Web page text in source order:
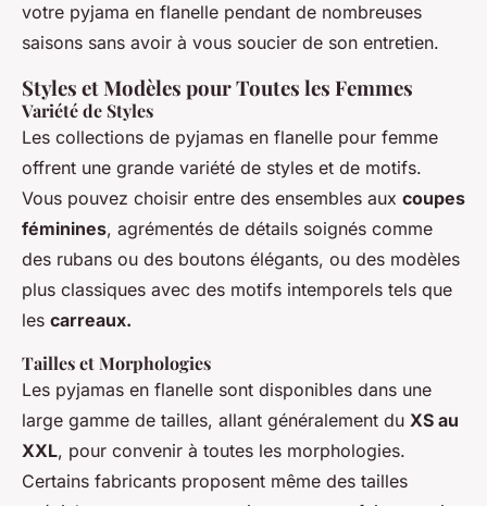
votre pyjama en flanelle pendant de nombreuses
saisons sans avoir à vous soucier de son entretien.
Styles et Modèles pour Toutes les Femmes
Variété de Styles
Les collections de pyjamas en flanelle pour femme
offrent une grande variété de styles et de motifs.
Vous pouvez choisir entre des ensembles aux coupes
féminines, agrémentés de détails soignés comme
des rubans ou des boutons élégants, ou des modèles
plus classiques avec des motifs intemporels tels que
les carreaux.
Tailles et Morphologies
Les pyjamas en flanelle sont disponibles dans une
large gamme de tailles, allant généralement du XS au
XXL, pour convenir à toutes les morphologies.
Certains fabricants proposent même des tailles